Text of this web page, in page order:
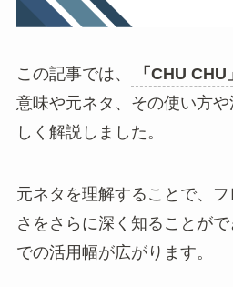
この記事では、 「CHU CHU」
意味や元ネタ、その使い方
しく解説しました。
元ネタを理解することで、
さをさらに深く知ることが
での活用幅が広がります。